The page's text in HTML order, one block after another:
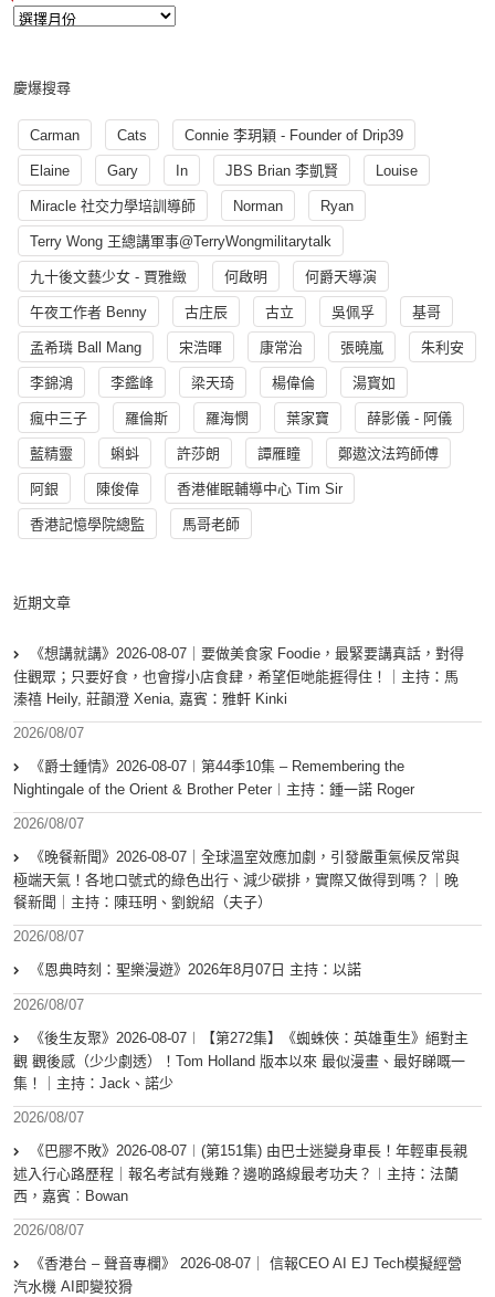
慶爆搜尋
Carman Cats Connie 李玥穎 - Founder of Drip39
Elaine Gary In JBS Brian 李凱賢 Louise
Miracle 社交力學培訓導師 Norman Ryan
Terry Wong 王總講軍事@TerryWongmilitarytalk
九十後文藝少女 - 賈雅緻 何啟明 何爵天導演
午夜工作者 Benny 古庄辰 古立 吳佩孚 基哥
孟希璘 Ball Mang 宋浩暉 康常治 張曉嵐 朱利安
李錦鴻 李鑑峰 梁天琦 楊偉倫 湯寳如
瘋中三子 羅倫斯 羅海憫 葉家寶 薛影儀 - 阿儀
藍精靈 蝌蚪 許莎朗 譚雁瞳 鄭遨汶法筠師傅
阿銀 陳俊偉 香港催眠輔導中心 Tim Sir
香港記憶學院總監 馬哥老師
近期文章
《想講就講》2026-08-07｜要做美食家 Foodie，最緊要講真話，對得
住觀眾；只要好食，也會撐小店食肆，希望佢哋能捱得住！｜主持：馬
溱禧 Heily, 莊韻澄 Xenia, 嘉賓：雅軒 Kinki
2026/08/07
《爵士鍾情》2026-08-07︱第44季10集 – Remembering the
Nightingale of the Orient & Brother Peter︱主持：鍾一諾 Roger
2026/08/07
《晚餐新聞》2026-08-07｜全球溫室效應加劇，引發嚴重氣候反常與
極端天氣！各地口號式的綠色出行、減少碳排，實際又做得到嗎？｜晚
餐新聞｜主持：陳珏明、劉銳紹（夫子）
2026/08/07
《恩典時刻：聖樂漫遊》2026年8月07日 主持：以諾
2026/08/07
《後生友聚》2026-08-07︱【第272集】《蜘蛛俠：英雄重生》絕對主
觀 觀後感（少少劇透）！Tom Holland 版本以來 最似漫畫、最好睇嘅一
集！｜主持：Jack、諾少
2026/08/07
《巴膠不敗》2026-08-07︱(第151集) 由巴士迷變身車長！年輕車長親
述入行心路歷程｜報名考試有幾難？邊啲路線最考功夫？︱主持：法蘭
西，嘉賓︰Bowan
2026/08/07
《香港台 – 聲音專欄》 2026-08-07｜ 信報CEO AI EJ Tech模擬經營
汽水機 AI即變狡猾